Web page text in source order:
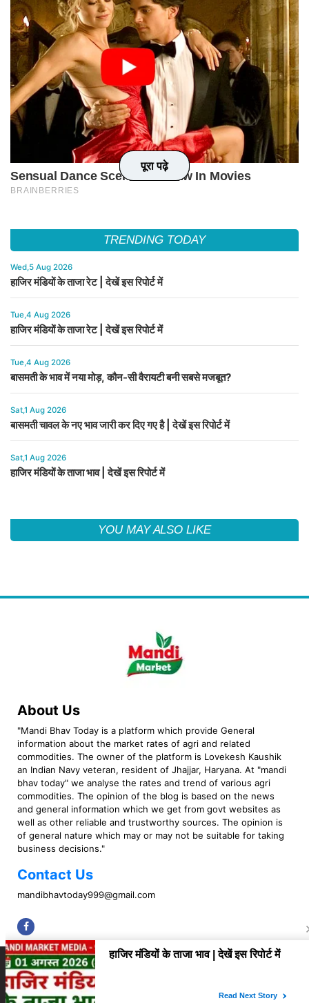
पूरा पढ़े
पूरा पढ़े
पूरा पढ़े
पूरा पढ़े
TRENDING TODAY
Wed,5 Aug 2026
हाजिर मंडियों के ताजा रेट | देखें इस रिपोर्ट में
Tue,4 Aug 2026
हाजिर मंडियों के ताजा रेट | देखें इस रिपोर्ट में
Tue,4 Aug 2026
बासमती के भाव में नया मोड़, कौन-सी वैरायटी बनी सबसे मजबूत?
Sat,1 Aug 2026
बासमती चावल के नए भाव जारी कर दिए गए है | देखें इस रिपोर्ट में
Sat,1 Aug 2026
हाजिर मंडियों के ताजा भाव | देखें इस रिपोर्ट में
YOU MAY ALSO LIKE
About Us
"Mandi Bhav Today is a platform which provide General
information about the market rates of agri and related
commodities. The owner of the platform is Lovekesh Kaushik
an Indian Navy veteran, resident of Jhajjar, Haryana. At "mandi
bhav today" we analyse the rates and trend of various agri
commodities. The opinion of the blog is based on the news
and general information which we get from govt websites as
well as other reliable and trustworthy sources. The opinion is
of general nature which may or may not be suitable for taking
business decisions."
Contact Us
mandibhavtoday999@gmail.com
Copyright © 2023 Mandi Bhav Today. All rights Reserved. Powered by TIMES
About Us
Disclaimer